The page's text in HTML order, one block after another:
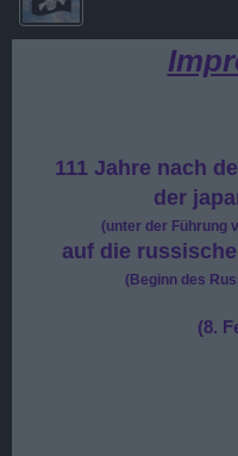
111 Jahre nach
der
(unter der Führung
auf die
(Beginn des
(8.